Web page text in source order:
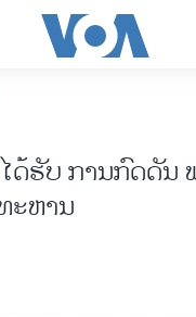
ດ້ຮັບ ການກົດດັນ
ະຫານ